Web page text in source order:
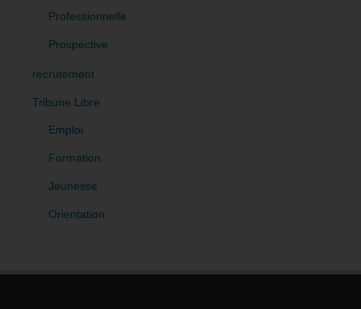
Professionnelle
Prospective
recrutement
Tribune Libre
Emploi
Formation
Jeunesse
Orientation